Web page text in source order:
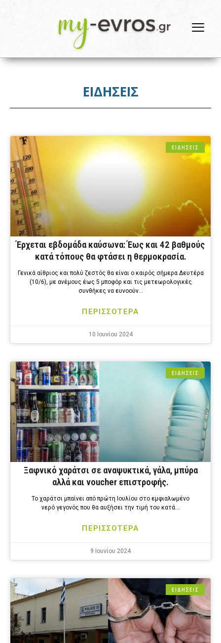
ΕΙΔΗΣΕΙΣ
ΕΙΔΗΣΕΙΣ
Έρχεται εβδομάδα καύσωνα: Έως και 42 βαθμούς
κατά τόπους θα φτάσει η θερμοκρασία.
Γενικά αίθριος και πολύ ζεστός θα είναι ο καιρός σήμερα Δευτέρα
(10/6), με ανέμους έως 5 μποφόρ και τις μετεωρολογικές
συνθήκες να ευνοούν…
ΠΕΡΙΣΣΟΤΕΡΑ
10 Ιουνίου 2024
ΕΙΔΗΣΕΙΣ
Ξαφνικό χαράτσι σε αναψυκτικά, γάλα, μπύρα
αλλά και voucher επιστροφής.
Το χαράτσι μπαίνει από πρώτη Ιουλίου στο εμφιαλωμένο
νερό γεγονός που θα αυξήσει την τιμή του κατά…
ΠΕΡΙΣΣΟΤΕΡΑ
9 Ιουνίου 2024
ΕΙΔΗΣΕΙΣ